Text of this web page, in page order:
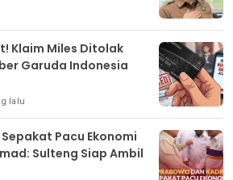
Klaim Miles Ditolak
Garuda Indonesia
lalu
Pacu Ekonomi
Sulteng Siap Ambil